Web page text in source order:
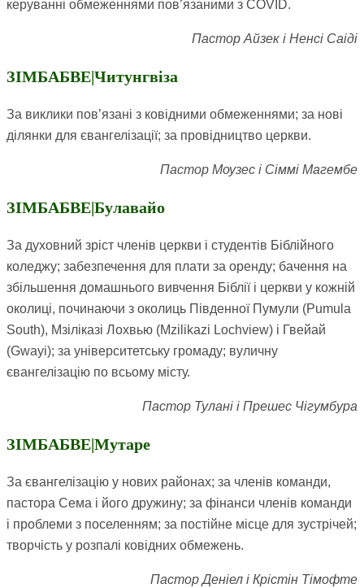
керуванні обмеженнями пов’язаними з COVID.
Пастор Айзек і Ненсі Саіді
ЗІМБАБВЕ|Читунгвіза
За виклики пов’язані з ковідними обмеженнями; за нові
ділянки для євангелізації; за провідництво церкви.
Пастор Моузес і Сіммі Магембе
ЗІМБАБВЕ|Булавайо
За духовний зріст членів церкви і студентів Біблійного
коледжу; забезпечення для плати за оренду; бачення на
збільшення домашнього вивчення Біблії і церкви у кожній
околиці, починаючи з околиць Південної Пумули (Pumula
South), Мзіліказі Лохвью (Mzilikazi Lochview) і Гвейай
(Gwayi); за університетську громаду; вуличну
євангелізацію по всьому місту.
Пастор Тулані і Прешес Чігумбура
ЗІМБАБВЕ|Мутаре
За євангелізацію у нових районах; за членів команди,
пастора Сема і його дружину; за фінанси членів команди
і проблеми з поселенням; за постійне місце для зустрічей;
творчість у розпалі ковідних обмежень.
Пастор Деніел і Крістін Тімофте